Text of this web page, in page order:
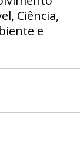
Ciência,
e